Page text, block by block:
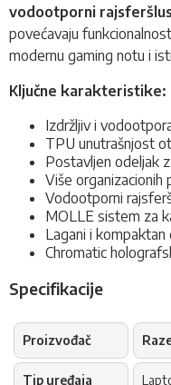
vodootporni
povećavaju
modernu gaming notu i
Ključne karakteristike:
Izdržljiv i
TPU unutrašnjost
Postavljen odeljak
Više organizacionih
Vodootporni
MOLLE sistem za
Lagani i
Chromatic
Specifikacije
Proizvođač
Tip uređaja